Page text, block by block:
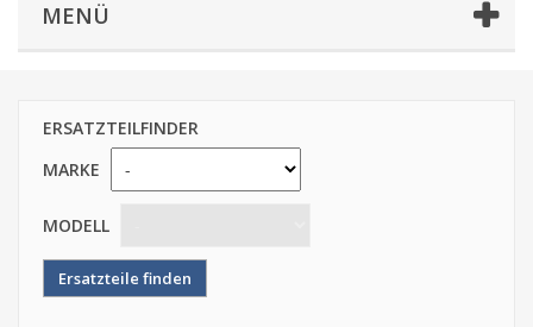
MENÜ
ERSATZTEILFINDER
MARKE
MODELL